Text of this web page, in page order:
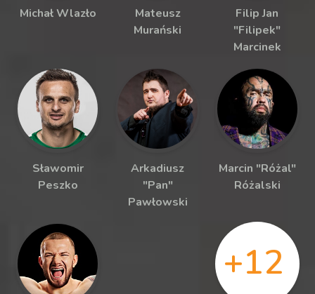
Michał Wlazło
Mateusz
Murański
Filip Jan
"Filipek"
Marcinek
Sławomir
Peszko
Arkadiusz
"Pan"
Pawłowski
Marcin "Różal"
Różalski
+12